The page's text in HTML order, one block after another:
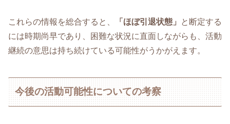
これらの情報を総合すると、 「ほぼ引退状態」
と断定する
には時期尚早であり、困難な状況に直面しながらも、活動
継続の意思は持ち続けている可能性がうかがえます。
今後の活動可能性についての考察